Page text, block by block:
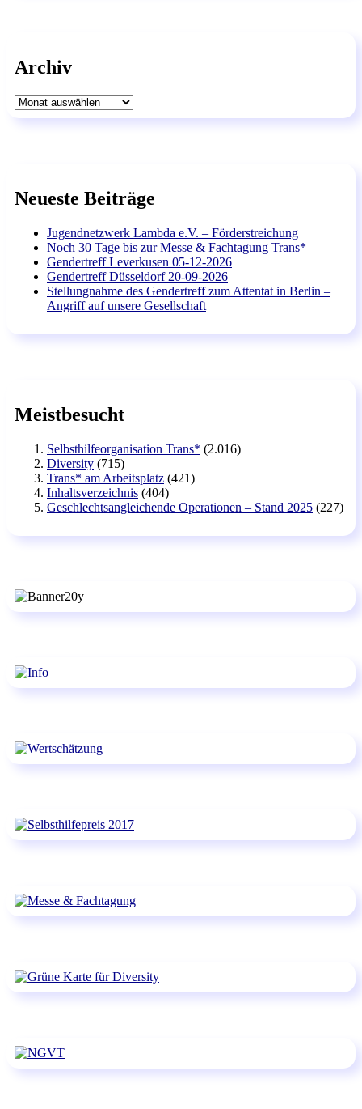
Archiv
Archiv
Neueste Beiträge
Jugendnetzwerk Lambda e.V. – Förderstreichung
Noch 30 Tage bis zur Messe & Fachtagung Trans*
Gendertreff Leverkusen 05-12-2026
Gendertreff Düsseldorf 20-09-2026
Stellungnahme des Gendertreff zum Attentat in Berlin –
Angriff auf unsere Gesellschaft
Meistbesucht
Selbsthilfeorganisation Trans* (2.016)
Diversity (715)
Trans* am Arbeitsplatz (421)
Inhaltsverzeichnis (404)
Geschlechtsangleichende Operationen – Stand 2025 (227)